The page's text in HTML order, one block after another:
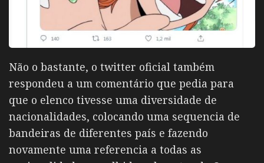
Não o bastante, o twitter oficial também
respondeu a um comentário que pedia para
que o elenco tivesse uma diversidade de
nacionalidades, colocando uma sequencia de
bandeiras de diferentes país e fazendo
novamente uma referencia a todas as